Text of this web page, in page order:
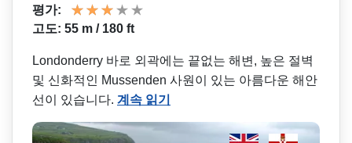
평가:
고도: 55 m / 180 ft
Londonderry 바로 외곽에는 끝없는 해변, 높은 절벽
및 신화적인 Mussenden 사원이 있는 아름다운 해안
선이 있습니다. 계속 읽기